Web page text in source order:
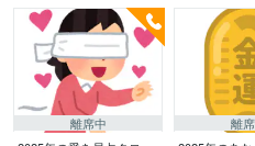
離席中
離